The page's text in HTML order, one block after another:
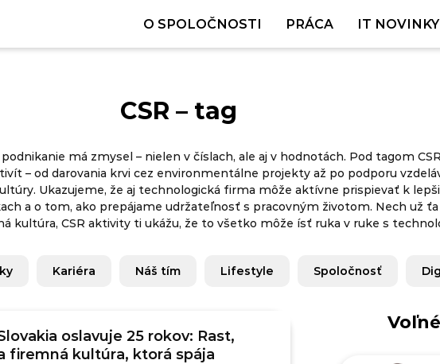
O SPOLOČNOSTI PRÁCA IT NOVINKY
CSR – tag
má zmysel – nielen v číslach, ale aj v hodnotách. Pod tagom
– od darovania krvi cez environmentálne projekty až po podporu
Ukazujeme, že aj technologická firma môže aktívne prispievať k
a o tom, ako prepájame udržateľnosť s pracovným životom. Nech už
kultúra, CSR aktivity ti ukážu, že to všetko môže ísť ruka v ruke s
Kariéra Náš tím Lifestyle Spoločnosť
oslavuje 25 rokov: Rast,
firemná kultúra, ktorá spája